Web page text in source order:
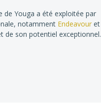
de Youga a été exploitée par
notamment Endeavour et
de son potentiel exceptionnel.